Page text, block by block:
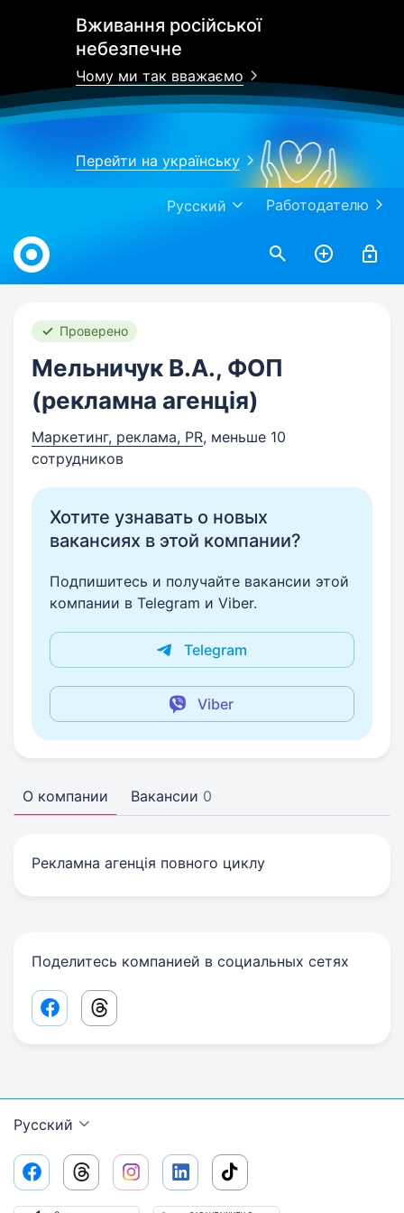
Вживання російської
небезпечне
Чому ми так вважаємо
Перейти на українську
Работодателю
Русский
Work.ua
Проверено
Мельничук В.А., ФОП
(рекламна агенція)
Маркетинг, реклама, PR, меньше 10
сотрудников
Хотите узнавать о новых
вакансиях в этой компании?
Подпишитесь и получайте вакансии этой
компании в Telegram и Viber.
Telegram
Viber
О компании Вакансии 0
Рекламна агенція повного циклу
Поделитесь компанией в социальных сетях
Facebook share link
Threads share link
Русский